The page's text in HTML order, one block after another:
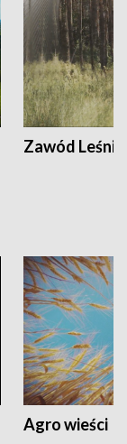
Zawód Leśnik
Agro wieści